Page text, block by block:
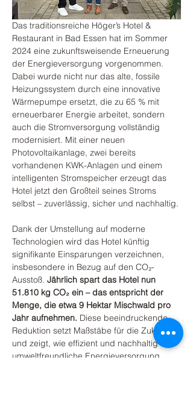
Das traditionsreiche Höger’s Hotel &
Restaurant in Bad Essen hat im Sommer
2024 eine zukunftsweisende Erneuerung
der Energieversorgung vorgenommen.
Dabei wurde nicht nur das alte, fossile
Heizungssystem durch eine innovative
Wärmepumpe ersetzt, die zu 65 % mit
erneuerbarer Energie arbeitet, sondern
auch die Stromversorgung vollständig
modernisiert. Mit einer neuen
Photovoltaikanlage, zwei bereits
vorhandenen KWK-Anlagen und einem
intelligenten Stromspeicher erzeugt das
Hotel jetzt den Großteil seines Stroms
selbst – zuverlässig, sicher und nachhaltig.
Dank der Umstellung auf moderne
Technologien wird das Hotel künftig
signifikante Einsparungen verzeichnen,
insbesondere in Bezug auf den CO₂-
Ausstoß. Jährlich spart das Hotel nun
51.810 kg CO₂ ein – das entspricht der
Menge, die etwa 9 Hektar Mischwald pro
Jahr aufnehmen. Diese beeindruckende
Reduktion setzt Maßstäbe für die Zukunft
und zeigt, wie effizient und nachhaltig eine
umweltfreundliche Energieversorgung